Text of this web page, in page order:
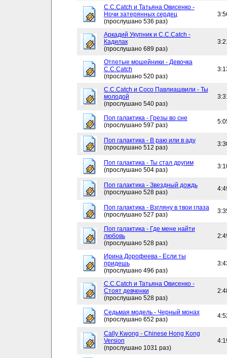
C.C.Catch и Татьяна Овисенко -
Ночи затерянных сердец
(прослушано 536 раз)
Аркадий Укупник и C.C.Catch -
Кадилак
(прослушано 689 раз)
Отпетые мошейники - Девочка
C.C.Catch
(прослушано 520 раз)
C.C.Catch и Сосо Павлиашвили - Ты
молодой
(прослушано 540 раз)
Поп галактика - Грезы во сне
(прослушано 597 раз)
Поп галактика - В раю или в аду
(прослушано 512 раз)
Поп галактика - Ты стал другим
(прослушано 504 раз)
Поп галактика - Звездный дождь
(прослушано 528 раз)
Поп галактика - Взгляну в твои глаза
(прослушано 527 раз)
Поп галактика - Где мене найти
любовь
(прослушано 528 раз)
Ирина Дорофеева - Если ты
придешь
(прослушано 496 раз)
C.C.Catch и Татьяна Овисенко -
Стоят девченки
(прослушано 528 раз)
Седьмая модель - Черный монах
(прослушано 652 раз)
Cally Kwong - Chinese Hong Kong
Version
(прослушано 1031 раз)